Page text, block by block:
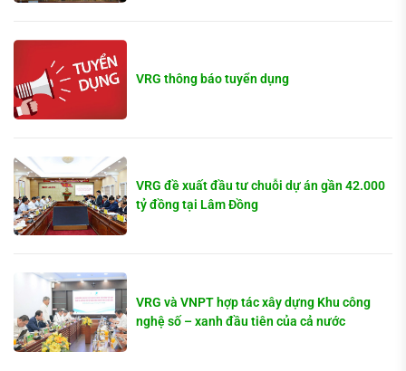
VRG thông báo tuyển dụng
VRG đề xuất đầu tư chuỗi dự án gần 42.000
tỷ đồng tại Lâm Đồng
VRG và VNPT hợp tác xây dựng Khu công
nghệ số – xanh đầu tiên của cả nước